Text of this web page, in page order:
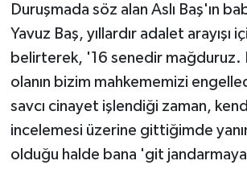
Duruşmada söz alan Aslı Baş'ın
Yavuz Baş, yıllardır adalet arayışı
belirterek, '16 senedir mağduruz.
olanın bizim mahkememizi
savcı cinayet işlendiği zaman,
incelemesi üzerine gittiğimde
olduğu halde bana 'git
ÜLKE GÜNDEMİ
YAŞAM
YEREL
Yerel Haberler